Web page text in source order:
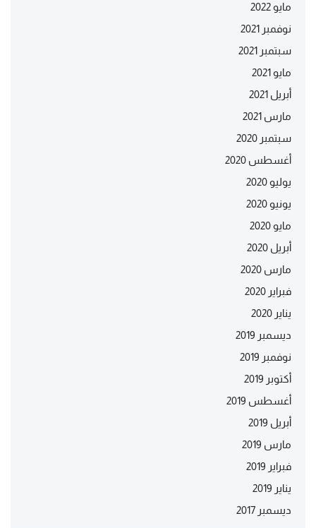
مايو 2022
نوفمبر 2021
سبتمبر 2021
مايو 2021
أبريل 2021
مارس 2021
سبتمبر 2020
أغسطس 2020
يوليو 2020
يونيو 2020
مايو 2020
أبريل 2020
مارس 2020
فبراير 2020
يناير 2020
ديسمبر 2019
نوفمبر 2019
أكتوبر 2019
أغسطس 2019
أبريل 2019
مارس 2019
فبراير 2019
يناير 2019
ديسمبر 2017